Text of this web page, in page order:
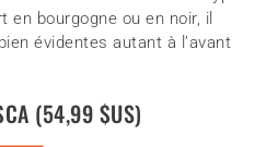
en bourgogne ou en noir, il
évidentes autant à l’avant
(54,99 $US)